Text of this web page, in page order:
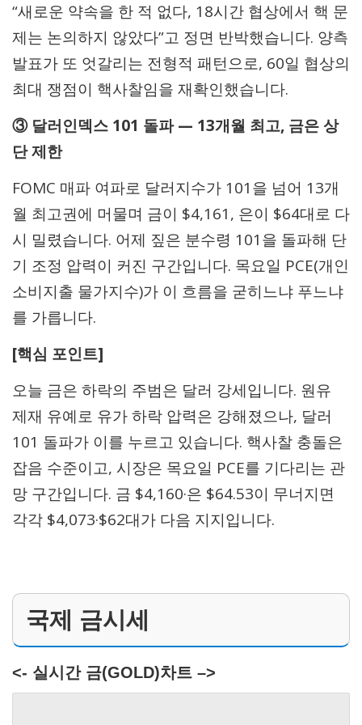
“새로운 약속을 한 적 없다, 18시간 협상에서 핵 문
제는 논의하지 않았다”고 정면 반박했습니다. 양측
발표가 또 엇갈리는 전형적 패턴으로, 60일 협상의
최대 쟁점이 핵사찰임을 재확인했습니다.
③ 달러인덱스 101 돌파 — 13개월 최고, 금은 상
단 제한
FOMC 매파 여파로 달러지수가 101을 넘어 13개
월 최고권에 머물며 금이 $4,161, 은이 $64대로 다
시 밀렸습니다. 어제 짚은 분수령 101을 돌파해 단
기 조정 압력이 커진 구간입니다. 목요일 PCE(개인
소비지출 물가지수)가 이 흐름을 굳히느냐 푸느냐
를 가릅니다.
[핵심 포인트]
오늘 금은 하락의 주범은 달러 강세입니다. 원유
제재 유예로 유가 하락 압력은 강해졌으나, 달러
101 돌파가 이를 누르고 있습니다. 핵사찰 충돌은
잡음 수준이고, 시장은 목요일 PCE를 기다리는 관
망 구간입니다. 금 $4,160·은 $64.53이 무너지면
각각 $4,073·$62대가 다음 지지입니다.
국제 금시세
<- 실시간 금(GOLD)차트 –>